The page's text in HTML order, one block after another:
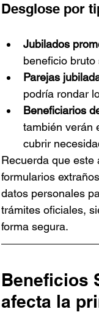
Desglose por
Jubilados
beneficio
Parejas
podría rondar
Beneficiarios
también verán
cubrir
Recuerda que este
formularios
datos personales
trámites oficiales,
forma segura.
Beneficios
afecta la